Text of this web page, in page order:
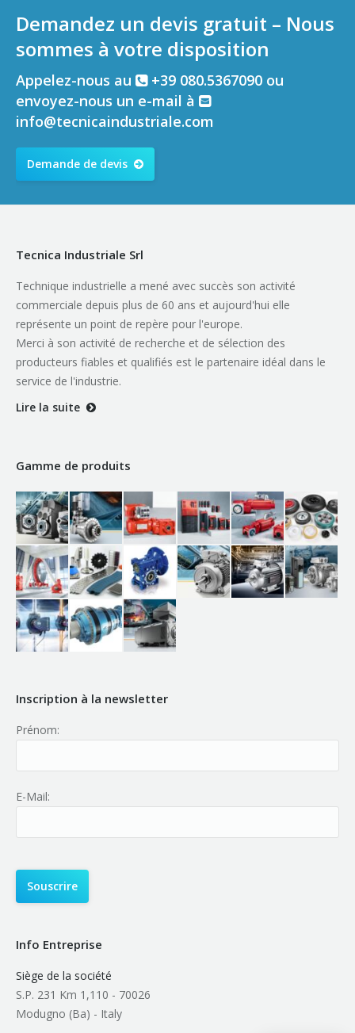
Demandez un devis gratuit – Nous
sommes à votre disposition
Appelez-nous au
+39 080.5367090 ou
envoyez-nous un e-mail à
info@tecnicaindustriale.com
Demande de devis
Tecnica Industriale Srl
Technique industrielle a mené avec succès son activité
commerciale depuis plus de 60 ans et aujourd'hui elle
représente un point de repère pour l'europe.
Merci à son activité de recherche et de sélection des
producteurs fiables et qualifiés est le partenaire idéal dans le
service de l'industrie.
Lire la suite
Gamme de produits
Inscription à la newsletter
Prénom:
E-Mail:
Info Entreprise
Siège de la société
S.P. 231 Km 1,110 - 70026
Modugno (Ba) - Italy